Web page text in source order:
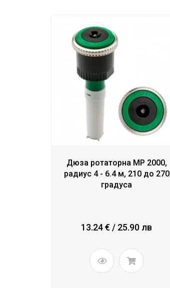
Дюза ротаторна МР 2000,
радиус 4 - 6.4 м, 210 до 270
градуса
13.24 € / 25.90 лв